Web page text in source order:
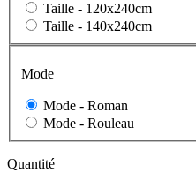
Taille - 120x240cm
Taille - 140x240cm
Mode
Mode - Roman
Mode - Rouleau
Quantité